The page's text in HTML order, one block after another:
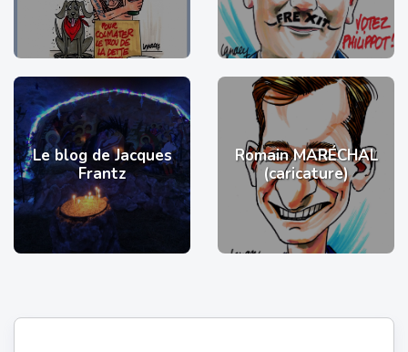
Le blog de Jacques
Frantz
Romain MARÉCHAL
(caricature)